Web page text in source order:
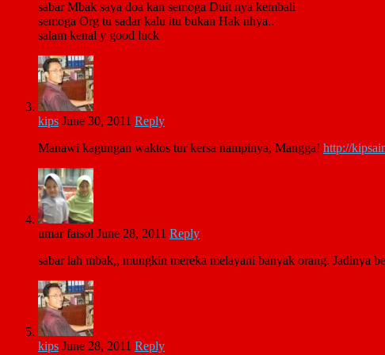
sabar Mbak saya doa kan semoga Duit nya kembali
semoga Org tu sadar kalu itu bukan Hak nhya..
salam kenal y good luck
kips June 30, 2011 Reply
Manawi kagungan waktos tur kersa nampinya, Mangga! http://
umar faisol June 28, 2011 Reply
sabar lah mbak,, mungkin mereka melayani banyak orang. Jadinya
kips June 28, 2011 Reply